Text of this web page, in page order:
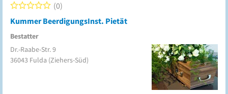
Kummer BeerdigungsInst. Pietät
Bestatter
0
Dr.-Raabe-Str. 9
36043 Fulda (Ziehers-Süd)